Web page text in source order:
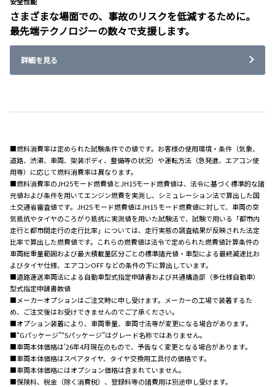
さまざまな場面での、事故のリスクを低減するために。
最先端テクノロジーの数々で支援します。
詳細を見る
■燃料消費率は定められた試験条件での値です。お客様の使用環境・条件（気象、
道路、渋滞、車両、架装ボディ、整備等の状況）や運転方法（急発進、エアコン使
用等）に応じて燃料消費率は異なります。
■燃料消費率のJH25モード燃費値とJH15モード燃費値は、法令に基づく標準的な諸
元値および条件を用いてエンジン燃費を実測し、シミュレーション法で算出した国
土交通省審査値です。JH25 モード燃費値はJH15 モード燃費値に対して、車両の空
気抵抗やタイヤのころがり抵抗に実測値を用いた試験法で、試験で用いる「都市内
走行と都市間走行の走行比率」については、走行実態の調査結果が反映された法定
比率で算出した燃費値です。これらの燃費値は法令で定められた燃費値計算条件の
車両総重量範囲および最大積載量区分ごとの標準諸元値・車型による最終減速比お
よびタイヤ仕様、エアコンOFF などの条件の下に算出しています。
■道路運送車両法による自動車型式指定申請書および共通構造部（多仕様自動車）
型式指定申請書数値
■メーカーオプションはご注文時に申し受けます。メーカーの工場で装着するた
め、ご注文後はお受けできませんのでご了承ください。
■オプション装着により、車両重量、車両寸法等が変更になる場合があります。
■“Gパッケージ”“Sパッケージ”はグレード名称ではありません。
■車両本体価格は'26年4月現在のもので、予告なく変更となる場合があります。
■車両本体価格はスペアタイヤ、タイヤ交換用工具付の価格です。
■車両本体価格にはオプション価格は含まれていません。
■保険料、税金（除く消費税）、登録料等の諸費用は別途申し受けます。